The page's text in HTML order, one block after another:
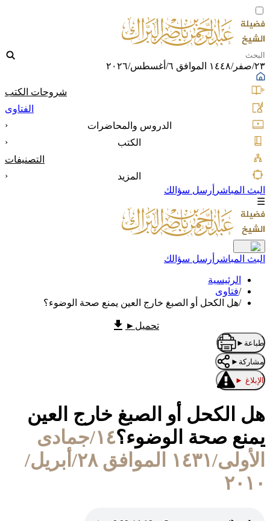
٢٣/صفر/١٤٤٨ الموافق ٦/أغسطس/٢٠٢٦
شروحات الكتب
الفتاوى
الدروس والمحاضرات
‹
الكتب
‹
التصنيفات
المزيد
‹
البث المباشر أرسل سؤالك
☰
البث المباشر أرسل سؤالك
الرئيسية
/فتاوى
/هل الكحل أو الصبغ خارج العين يمنع صحة الوضوء؟
تحميل ►
طباعة ►
مشاركة ►
الإبلاغ ►
هل الكحل أو الصبغ خارج العين
يمنع صحة الوضوء؟
١٤/جمادى
الأولى/١٤٣١ الموافق ٢٨/أبريل/
٢٠١٠